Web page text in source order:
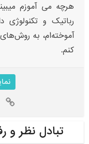
هرچه می آموزم
رباتیک و تکنولوژی
آموخته‌ام، به
کنم.
تبادل نظر و